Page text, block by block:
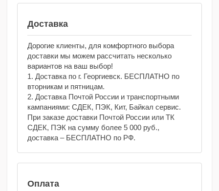
Доставка
Дорогие клиенты, для комфортного выбора
доставки мы можем рассчитать несколько
вариантов на ваш выбор!
1. Доставка по г. Георгиевск. БЕСПЛАТНО по
вторникам и пятницам.
2. Доставка Почтой России и транспортными
кампаниями: СДЕК, ПЭК, Кит, Байкал сервис.
При заказе доставки Почтой России или ТК
СДЕК, ПЭК на сумму более 5 000 руб.,
доставка – БЕСПЛАТНО по РФ.
Оплата